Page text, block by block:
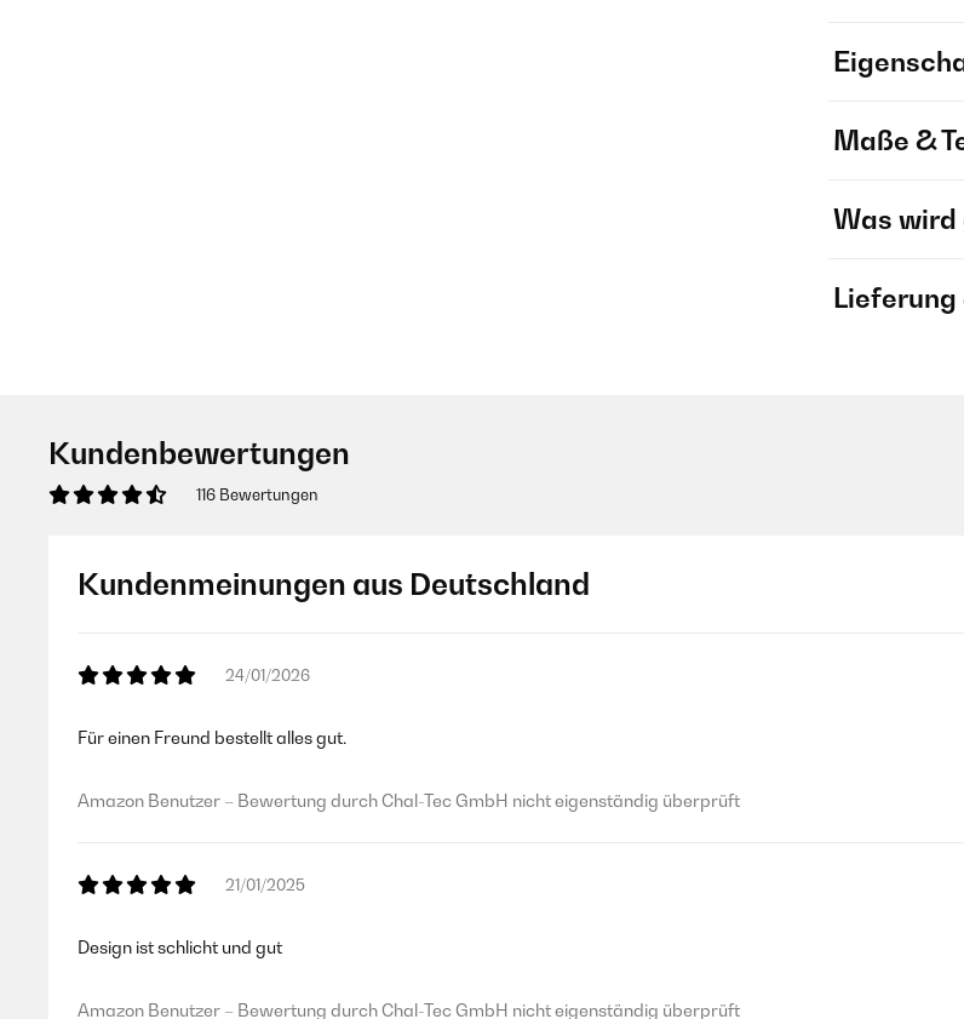
Maße &
Was
Lieferung
Kundenbewertungen
116 Bewertungen
Kundenmeinungen aus Deutschland
24/01/2026
Für einen Freund bestellt alles gut.
Amazon Benutzer – Bewertung durch Chal-Tec GmbH nicht eigenständig überprüft
21/01/2025
Design ist schlicht und gut
Amazon Benutzer – Bewertung durch Chal-Tec GmbH nicht eigenständig überprüft